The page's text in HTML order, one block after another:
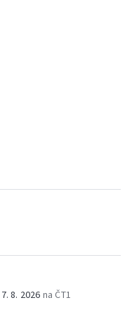
7. 8. 2026 na ČT1